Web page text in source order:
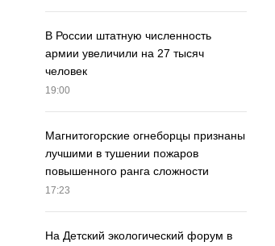
В России штатную численность
армии увеличили на 27 тысяч
человек
19:00
Магнитогорские огнеборцы признаны
лучшими в тушении пожаров
повышенного ранга сложности
17:23
На Детский экологический форум в